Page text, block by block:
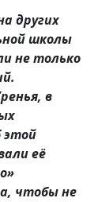
других
школы
не только
в
этой
её
чтобы не